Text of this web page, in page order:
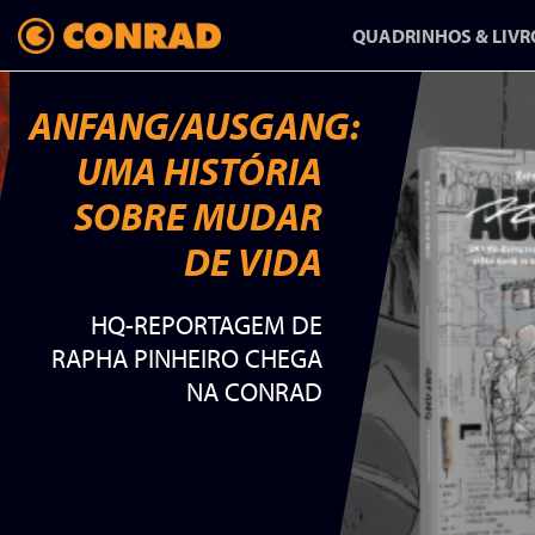
QUADRINHOS &
ANFANG/AUSGANG:
UMA HISTÓRIA
DE VIDA
HQ-REPORTAGEM DE
ANFANG/AUSGANG:
UMA HISTÓRIA
SOBRE MUDAR
DE VIDA
HQ-REPORTAGEM DE
RAPHA PINHEIRO CHEGA
NA CONRAD